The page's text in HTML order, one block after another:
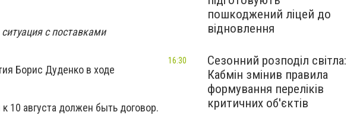
с поставками
Борис Дуденко в ходе
10 августа должен быть договор.
пошкоджений ліцей до
відновлення
Сезонний розподіл світла:
Кабмін змінив правила
формування переліків
критичних об'єктів
16:30